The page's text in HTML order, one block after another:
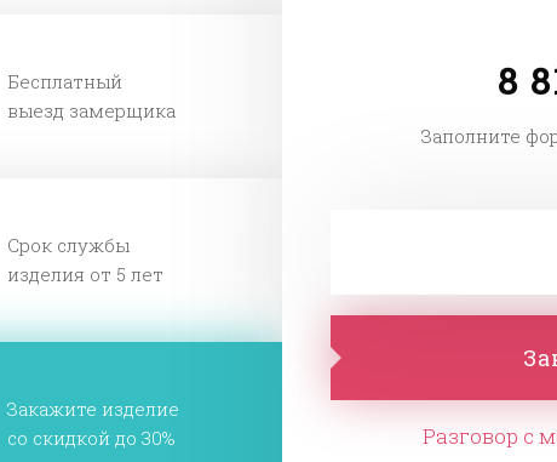
Бесплатный
выезд замерщика
Срок службы
изделия от 5 лет
Закажите изделие
со скидкой до 30%
8
Заполните
Разговор с